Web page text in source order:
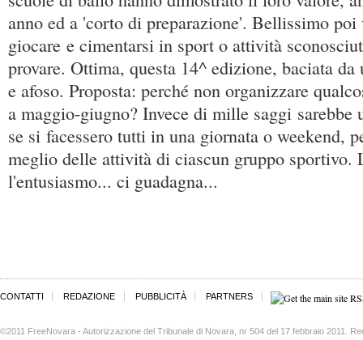
anno ed a 'corto di preparazione'. Bellissimo
giocare e cimentarsi in sport o attività
provare. Ottima, questa 14^ edizione, baciata
e afoso. Proposta: perché non organizzare
a maggio-giugno? Invece di mille saggi sarebbe
se si facessero tutti in una giornata o weekend,
meglio delle attività di ciascun gruppo sportivo.
l'entusiasmo... ci guadagna...
CONTATTI REDAZIONE PUBBLICITÀ PARTNERS
©2011 FreeNovara - Autorizzazione del Tribunale di Novara, nr 504 del 17 febbraio 2011.